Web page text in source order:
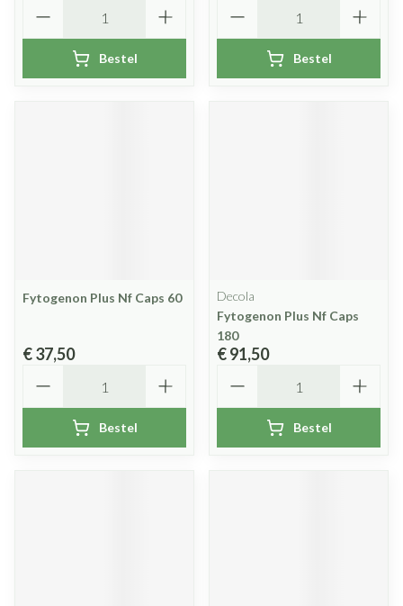
Bestel Bestel
Fytogenon Plus Nf Caps 60
€ 37,50
Bestel
Decola
Fytogenon Plus Nf Caps
180
€ 91,50
Bestel